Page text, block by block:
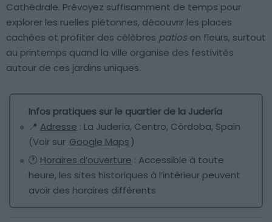
Cathédrale. Prévoyez suffisamment de temps pour
explorer les ruelles piétonnes, découvrir les places
cachées et profiter des célèbres patios en fleurs, surtout
au printemps quand la ville organise des festivités
autour de ces jardins uniques.
Infos pratiques sur le quartier de la Judería
📍 Adresse : La Judería, Centro, Córdoba, Spain
(Voir sur Google Maps)
🕐 Horaires d’ouverture : Accessible à toute
heure, les sites historiques à l’intérieur peuvent
avoir des horaires différents